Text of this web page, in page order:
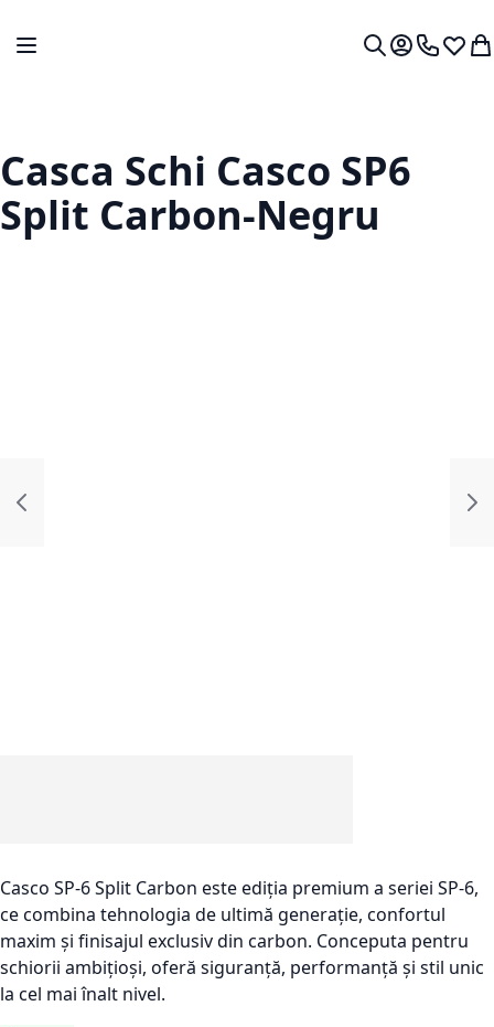
Comutare în navigare
Contul meu.
0724 766
Lista
Casca Schi Casco SP6
Split Carbon-Negru
Casco SP-6 Split Carbon este ediția premium a seriei SP-6,
ce combina tehnologia de ultimă generație, confortul
maxim și finisajul exclusiv din carbon. Conceputa pentru
schiorii ambițioși, oferă siguranță, performanță și stil unic
la cel mai înalt nivel.